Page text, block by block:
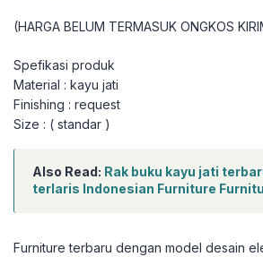
(HARGA BELUM TERMASUK ONGKOS
Spefikasi produk
Material : kayu jati
Finishing : request
Size : ( standar )
Also Read: Rak buku kayu jati
terlaris Indonesian Furniture
Furniture terbaru dengan model desain